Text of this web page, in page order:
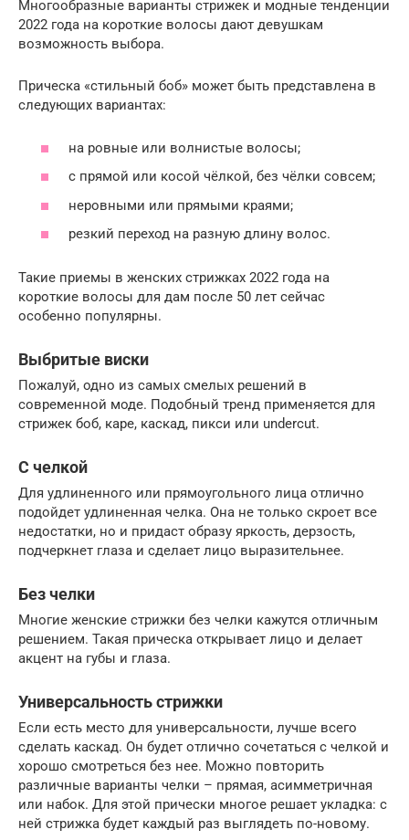
Многообразные варианты стрижек и модные тенденции
2022 года на короткие волосы дают девушкам
возможность выбора.
Прическа «стильный боб» может быть представлена в
следующих вариантах:
на ровные или волнистые волосы;
с прямой или косой чёлкой, без чёлки совсем;
неровными или прямыми краями;
резкий переход на разную длину волос.
Такие приемы в женских стрижках 2022 года на
короткие волосы для дам после 50 лет сейчас
особенно популярны.
Выбритые виски
Пожалуй, одно из самых смелых решений в
современной моде. Подобный тренд применяется для
стрижек боб, каре, каскад, пикси или undercut.
С челкой
Для удлиненного или прямоугольного лица отлично
подойдет удлиненная челка. Она не только скроет все
недостатки, но и придаст образу яркость, дерзость,
подчеркнет глаза и сделает лицо выразительнее.
Без челки
Многие женские стрижки без челки кажутся отличным
решением. Такая прическа открывает лицо и делает
акцент на губы и глаза.
Универсальность стрижки
Если есть место для универсальности, лучше всего
сделать каскад. Он будет отлично сочетаться с челкой и
хорошо смотреться без нее. Можно повторить
различные варианты челки – прямая, асимметричная
или набок. Для этой прически многое решает укладка: с
ней стрижка будет каждый раз выглядеть по-новому.